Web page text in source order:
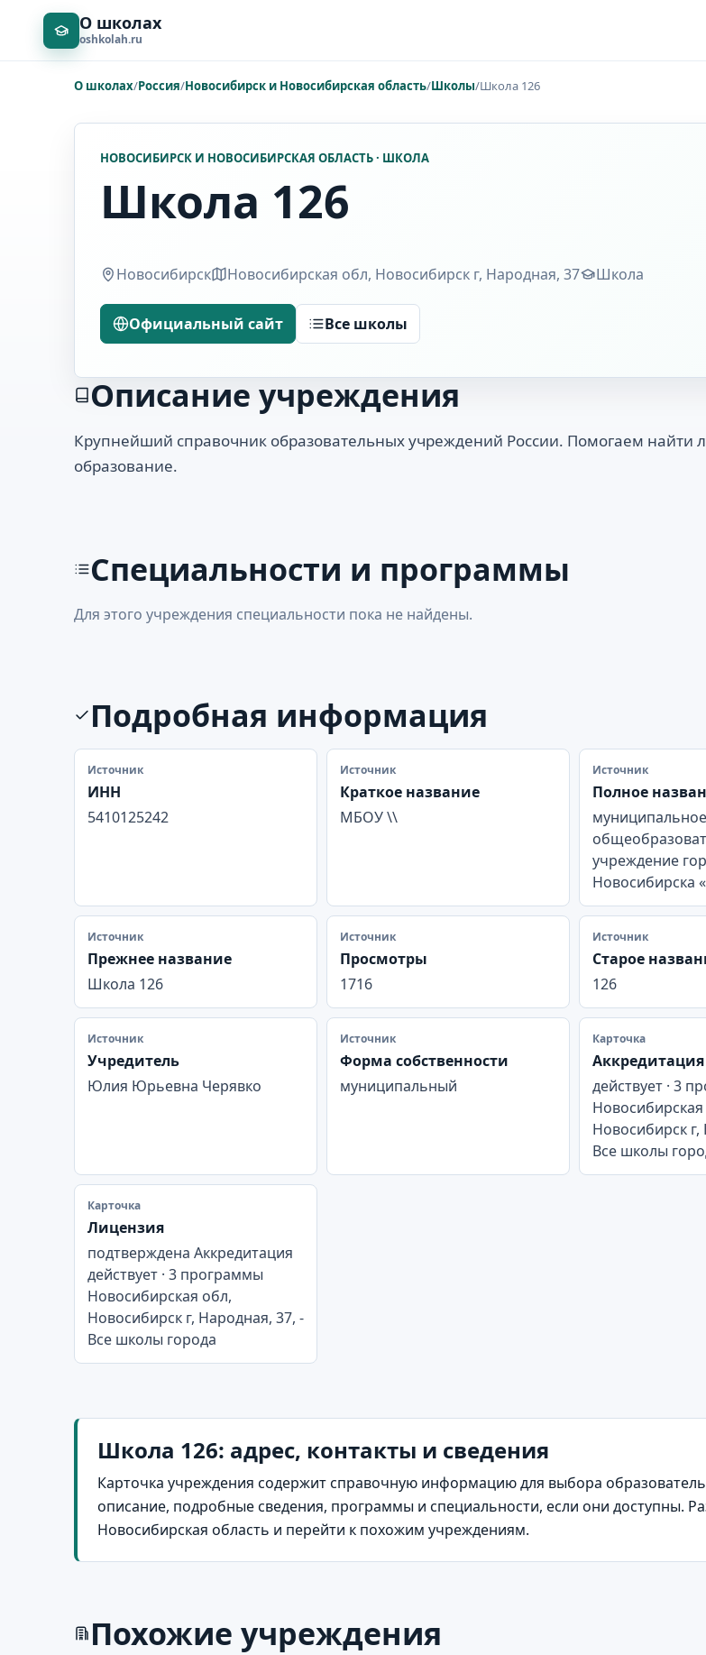
О школах
oshkolah.ru
О школах/Россия/Новосибирск и Новосибирская область/Школы/Школа 126
НОВОСИБИРСК И НОВОСИБИРСКАЯ ОБЛАСТЬ · ШКОЛА
Школа 126
Новосибирск Новосибирская обл, Новосибирск г, Народная, 37 Школа
Официальный сайт Все школы
Описание учреждения
Крупнейший справочник образовательных учреждений России. Помогаем найти
образование.
Специальности и программы
Для этого учреждения специальности пока не найдены.
Подробная информация
Источник
ИНН
5410125242
Источник
Краткое название
МБОУ \\
Источник
Полное
учреждение
Новосибирска
Источник
Прежнее название
Школа 126
Источник
Просмотры
1716
Источник
Старое
126
Источник
Учредитель
Юлия Юрьевна Черявко
Источник
Форма собственности
муниципальный
Карточка
Аккредитация
действует · 3
Новосибирск
Все школы
Карточка
Лицензия
подтверждена Аккредитация
действует · 3 программы
Новосибирская обл,
Новосибирск г, Народная, 37, -
Все школы города
Школа 126: адрес, контакты и сведения
Карточка учреждения содержит справочную информацию для выбора
описание, подробные сведения, программы и специальности, если они доступны.
Новосибирская область и перейти к похожим учреждениям.
Похожие учреждения